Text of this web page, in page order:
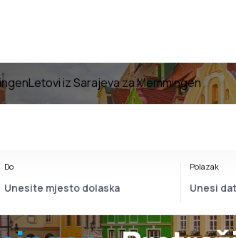
Letovi iz Sarajeva za Memmingen
Do Polazak